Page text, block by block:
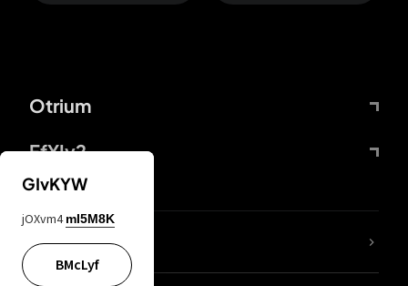
Otrium
FfYIy2
KIjvtr
GIvKYW
jOXvm4 mI5M8K
BMcLyf